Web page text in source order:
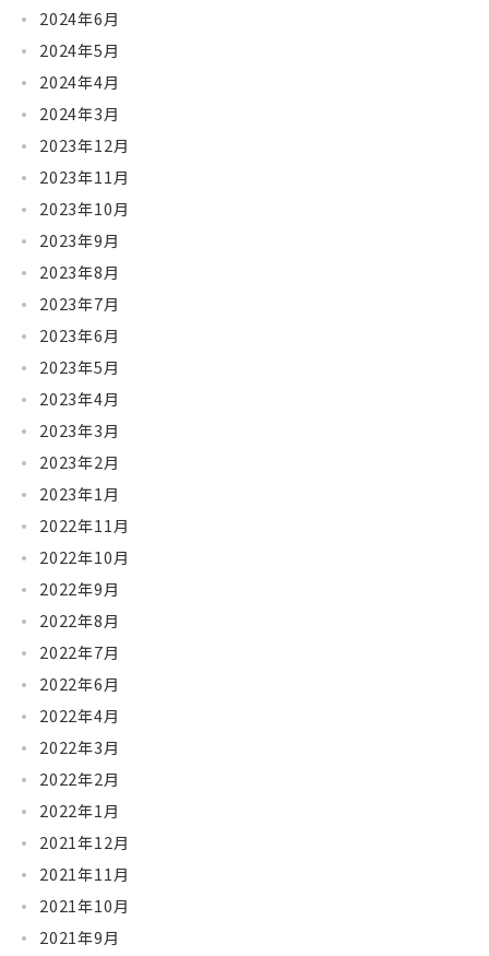
2024年6月
2024年5月
2024年4月
2024年3月
2023年12月
2023年11月
2023年10月
2023年9月
2023年8月
2023年7月
2023年6月
2023年5月
2023年4月
2023年3月
2023年2月
2023年1月
2022年11月
2022年10月
2022年9月
2022年8月
2022年7月
2022年6月
2022年4月
2022年3月
2022年2月
2022年1月
2021年12月
2021年11月
2021年10月
2021年9月